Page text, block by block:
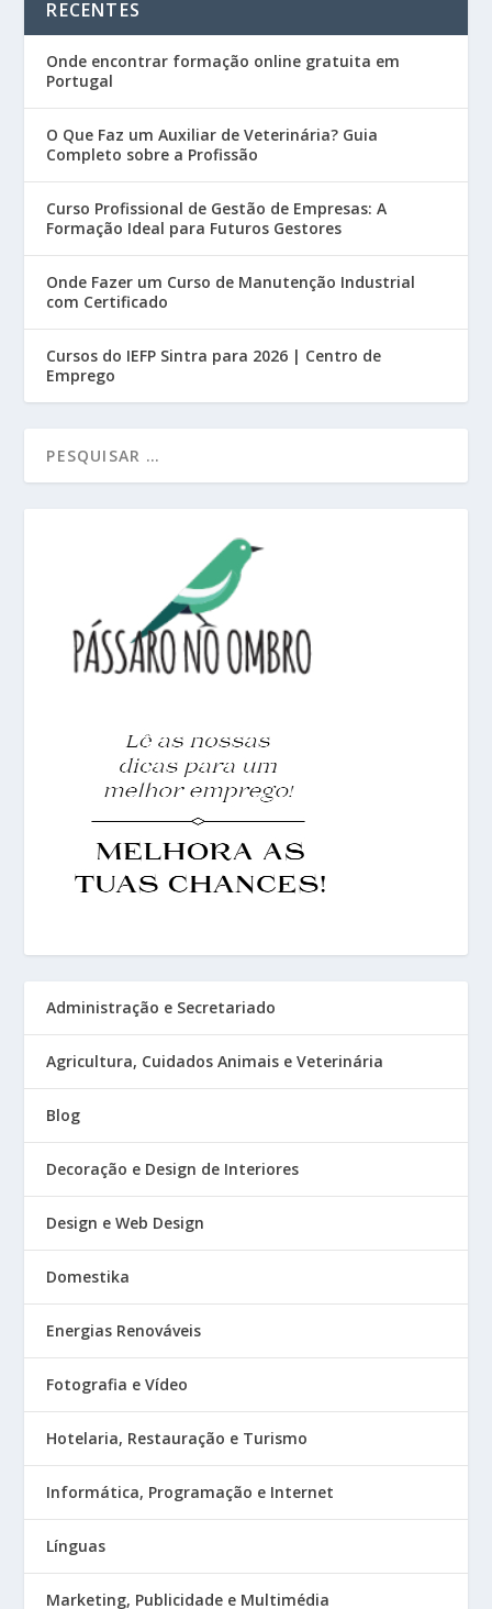
RECENTES
Onde encontrar formação online gratuita em
Portugal
O Que Faz um Auxiliar de Veterinária? Guia
Completo sobre a Profissão
Curso Profissional de Gestão de Empresas: A
Formação Ideal para Futuros Gestores
Onde Fazer um Curso de Manutenção Industrial
com Certificado
Cursos do IEFP Sintra para 2026 | Centro de
Emprego
Administração e Secretariado
Agricultura, Cuidados Animais e Veterinária
Blog
Decoração e Design de Interiores
Design e Web Design
Domestika
Energias Renováveis
Fotografia e Vídeo
Hotelaria, Restauração e Turismo
Informática, Programação e Internet
Línguas
Marketing, Publicidade e Multimédia